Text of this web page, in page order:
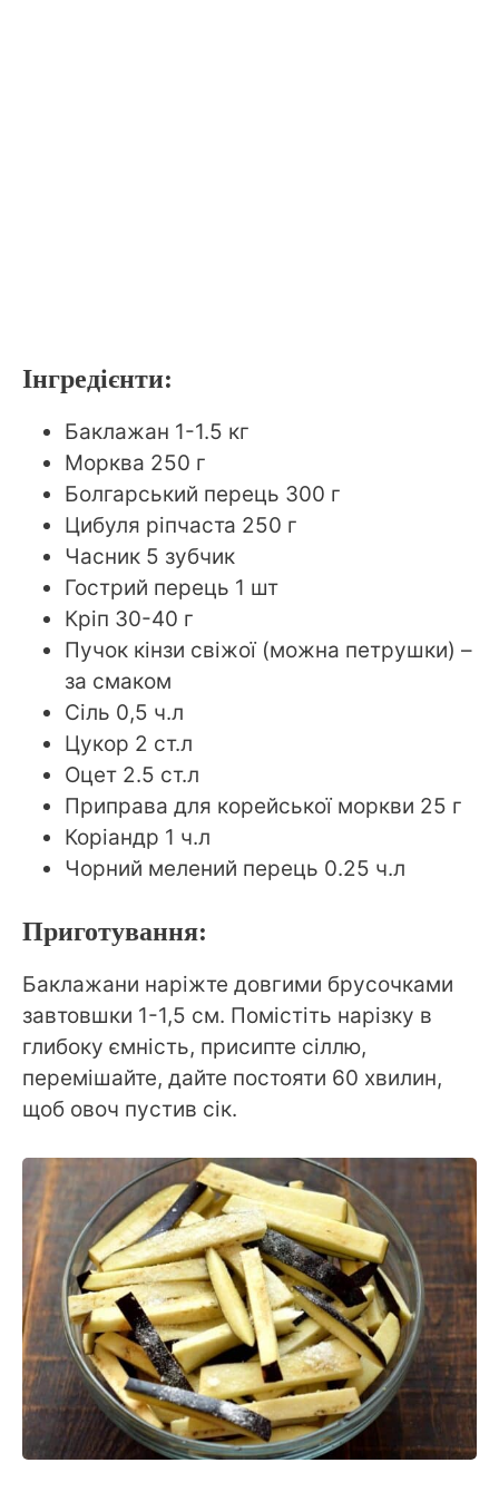
Інгредієнти:
Баклажан 1-1.5 кг
Морква 250 г
Болгарський перець 300 г
Цибуля ріпчаста 250 г
Часник 5 зубчик
Гострий перець 1 шт
Кріп 30-40 г
Пучок кінзи свіжої (можна петрушки) –
за смаком
Сіль 0,5 ч.л
Цукор 2 ст.л
Оцет 2.5 ст.л
Приправа для корейської моркви 25 г
Коріандр 1 ч.л
Чорний мелений перець 0.25 ч.л
Приготування:
Баклажани наріжте довгими брусочками
завтовшки 1-1,5 см. Помістіть нарізку в
глибоку ємність, присипте сіллю,
перемішайте, дайте постояти 60 хвилин,
щоб овоч пустив сік.